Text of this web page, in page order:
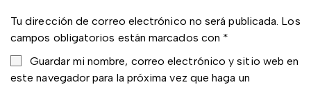
Tu dirección de correo electrónico no será publicada. Los
campos obligatorios están marcados con *
Guardar mi nombre, correo electrónico y sitio web en
este navegador para la próxima vez que haga un